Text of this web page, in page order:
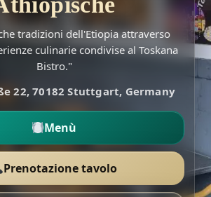
tradizioni dell'Etiopia attraverso
culinarie condivise al Toskana
Bistro."
22, 70182 Stuttgart, Germany
Menù
Prenotazione tavolo